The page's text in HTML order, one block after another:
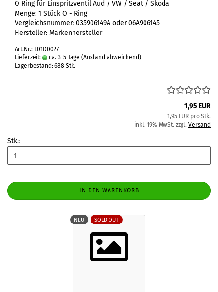
O Ring für Einspritzventil Aud / VW / Seat / Skoda
Menge: 1 Stück O - Ring
Vergleichsnummer: 035906149A oder 06A906145
Hersteller: Markenhersteller
Art.Nr.: L01D0027
Lieferzeit:
ca. 3-5 Tage (Ausland abweichend)
Lagerbestand: 688 Stk.
1,95 EUR
1,95 EUR pro Stk.
inkl. 19% MwSt. zzgl. Versand
Stk.:
IN DEN WARENKORB
NEU SOLD OUT